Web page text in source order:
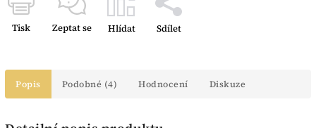
Tisk Zeptat se Hlídat Sdílet
Popis Podobné (4) Hodnocení Diskuze